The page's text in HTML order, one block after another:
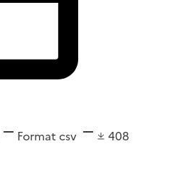
Format csv
408